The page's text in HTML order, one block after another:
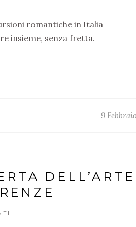
romantiche in Italia
insieme, senza fretta.
9
DELL’ARTE